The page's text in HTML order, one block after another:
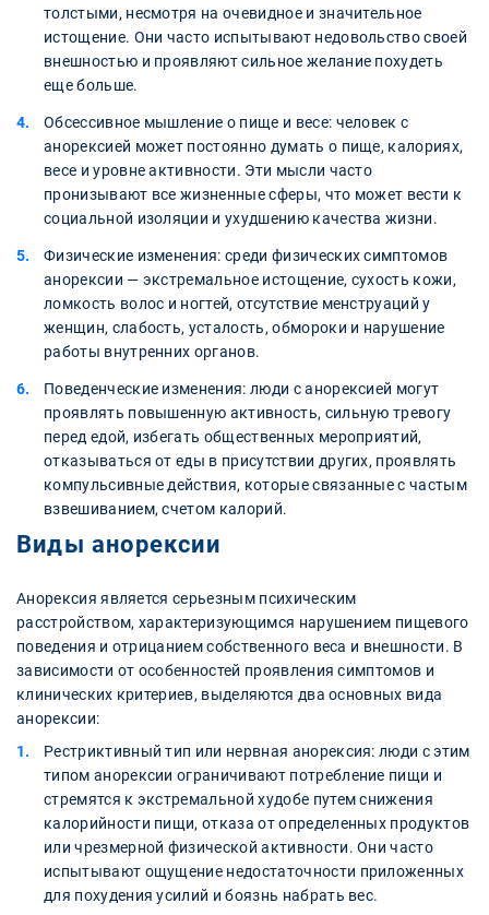
толстыми, несмотря на очевидное и значительное
истощение. Они часто испытывают недовольство своей
внешностью и проявляют сильное желание похудеть
еще больше.
Обсессивное мышление о пище и весе: человек с
анорексией может постоянно думать о пище, калориях,
весе и уровне активности. Эти мысли часто
пронизывают все жизненные сферы, что может вести к
социальной изоляции и ухудшению качества жизни.
Физические изменения: среди физических симптомов
анорексии — экстремальное истощение, сухость кожи,
ломкость волос и ногтей, отсутствие менструаций у
женщин, слабость, усталость, обмороки и нарушение
работы внутренних органов.
Поведенческие изменения: люди с анорексией могут
проявлять повышенную активность, сильную тревогу
перед едой, избегать общественных мероприятий,
отказываться от еды в присутствии других, проявлять
компульсивные действия, которые связанные с частым
взвешиванием, счетом калорий.
Виды анорексии
Анорексия является серьезным психическим
расстройством, характеризующимся нарушением пищевого
поведения и отрицанием собственного веса и внешности. В
зависимости от особенностей проявления симптомов и
клинических критериев, выделяются два основных вида
анорексии:
Рестриктивный тип или нервная анорексия: люди с этим
типом анорексии ограничивают потребление пищи и
стремятся к экстремальной худобе путем снижения
калорийности пищи, отказа от определенных продуктов
или чрезмерной физической активности. Они часто
испытывают ощущение недостаточности приложенных
для похудения усилий и боязнь набрать вес.